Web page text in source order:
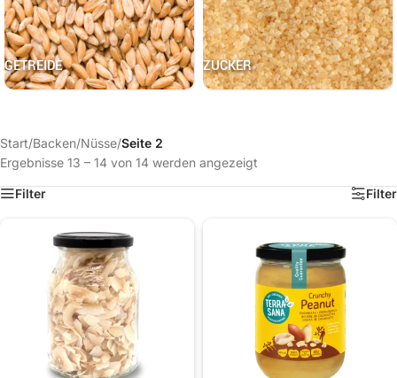
GETREIDE ZUCKER
Start/Backen/Nüsse/Seite 2
Ergebnisse 13 – 14 von 14 werden angezeigt
Filter Filter